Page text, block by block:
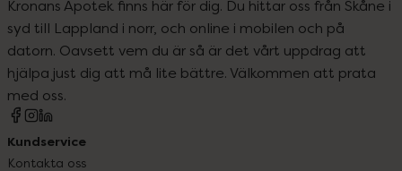
Kronans Apotek finns här för dig. Du hittar oss från Skåne i
syd till Lappland i norr, och online i mobilen och på
datorn. Oavsett vem du är så är det vårt uppdrag att
hjälpa just dig att må lite bättre. Välkommen att prata
med oss.
Kundservice
Kontakta oss